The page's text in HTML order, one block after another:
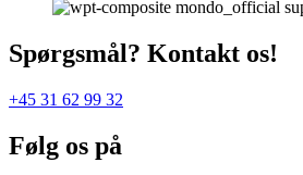
Spørgsmål? Kontakt os!
+45 31 62 99 32
Følg os på